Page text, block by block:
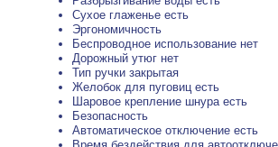
Сухое глаженье есть
Эргономичность
Беспроводное использование нет
Дорожный утюг нет
Тип ручки закрытая
Желобок для пуговиц есть
Шаровое крепление шнура есть
Безопасность
Автоматическое отключение есть